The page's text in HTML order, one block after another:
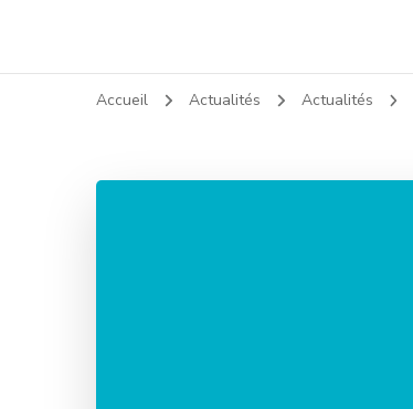
Accueil Actualités Actualités